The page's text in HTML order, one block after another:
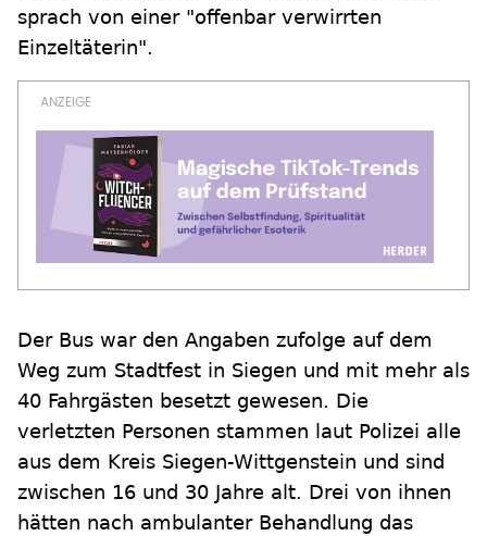
sprach von einer "offenbar verwirrten
Einzeltäterin".
Der Bus war den Angaben zufolge auf dem
Weg zum Stadtfest in Siegen und mit mehr als
40 Fahrgästen besetzt gewesen. Die
verletzten Personen stammen laut Polizei alle
aus dem Kreis Siegen-Wittgenstein und sind
zwischen 16 und 30 Jahre alt. Drei von ihnen
hätten nach ambulanter Behandlung das